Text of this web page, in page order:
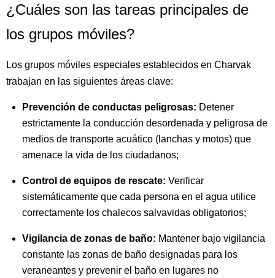
¿Cuáles son las tareas principales de
los grupos móviles?
Los grupos móviles especiales establecidos en Charvak
trabajan en las siguientes áreas clave:
Prevención de conductas peligrosas: Detener
estrictamente la conducción desordenada y peligrosa de
medios de transporte acuático (lanchas y motos) que
amenace la vida de los ciudadanos;
Control de equipos de rescate: Verificar
sistemáticamente que cada persona en el agua utilice
correctamente los chalecos salvavidas obligatorios;
Vigilancia de zonas de baño: Mantener bajo vigilancia
constante las zonas de baño designadas para los
veraneantes y prevenir el baño en lugares no